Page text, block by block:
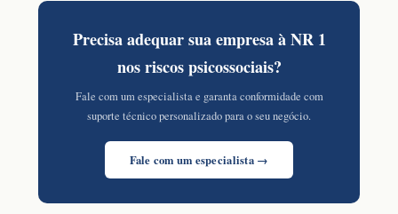
Precisa adequar sua empresa à NR 1
nos riscos psicossociais?
Fale com um especialista e garanta conformidade com
suporte técnico personalizado para o seu negócio.
Fale com um especialista →